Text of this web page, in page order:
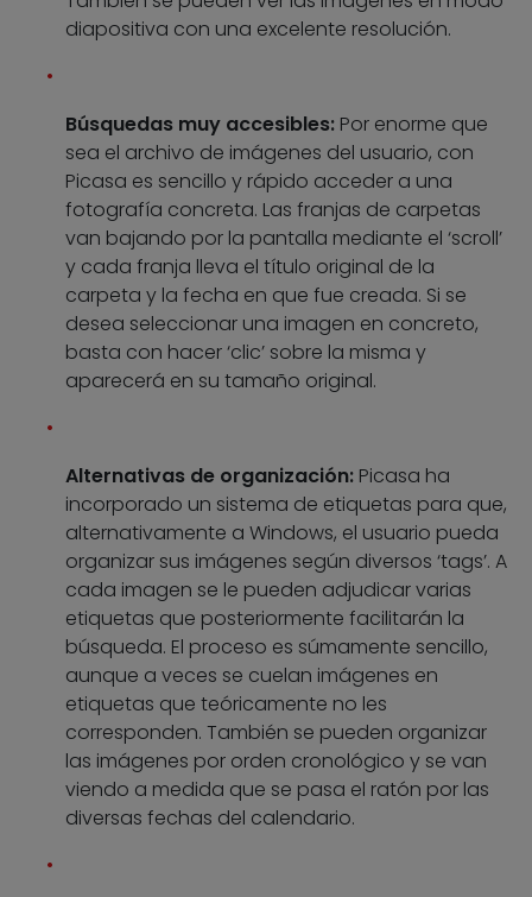
diapositiva con una excelente resolución.
Búsquedas muy accesibles: Por enorme que
sea el archivo de imágenes del usuario, con
Picasa es sencillo y rápido acceder a una
fotografía concreta. Las franjas de carpetas
van bajando por la pantalla mediante el ‘scroll’
y cada franja lleva el título original de la
carpeta y la fecha en que fue creada. Si se
desea seleccionar una imagen en concreto,
basta con hacer ‘clic’ sobre la misma y
aparecerá en su tamaño original.
Alternativas de organización: Picasa ha
incorporado un sistema de etiquetas para que,
alternativamente a Windows, el usuario pueda
organizar sus imágenes según diversos ‘tags’. A
cada imagen se le pueden adjudicar varias
etiquetas que posteriormente facilitarán la
búsqueda. El proceso es súmamente sencillo,
aunque a veces se cuelan imágenes en
etiquetas que teóricamente no les
corresponden. También se pueden organizar
las imágenes por orden cronológico y se van
viendo a medida que se pasa el ratón por las
diversas fechas del calendario.